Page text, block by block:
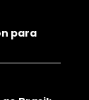
para